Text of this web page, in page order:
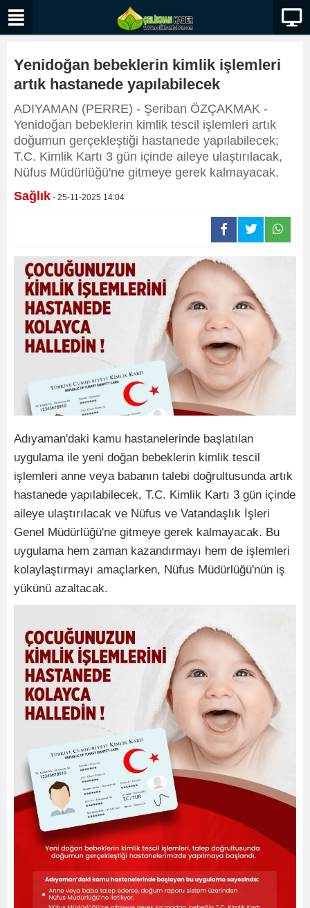
Yenidoğan bebeklerin kimlik işlemleri
artık hastanede yapılabilecek
ADIYAMAN (PERRE) - Şeriban ÖZÇAKMAK -
Yenidoğan bebeklerin kimlik tescil işlemleri artık
doğumun gerçekleştiği hastanede yapılabilecek;
T.C. Kimlik Kartı 3 gün içinde aileye ulaştırılacak,
Nüfus Müdürlüğü'ne gitmeye gerek kalmayacak.
Sağlık - 25-11-2025 14:04
Adıyaman'daki kamu hastanelerinde başlatılan
uygulama ile yeni doğan bebeklerin kimlik tescil
işlemleri anne veya babanın talebi doğrultusunda artık
hastanede yapılabilecek, T.C. Kimlik Kartı 3 gün içinde
aileye ulaştırılacak ve Nüfus ve Vatandaşlık İşleri
Genel Müdürlüğü'ne gitmeye gerek kalmayacak. Bu
uygulama hem zaman kazandırmayı hem de işlemleri
kolaylaştırmayı amaçlarken, Nüfus Müdürlüğü'nün iş
yükünü azaltacak.